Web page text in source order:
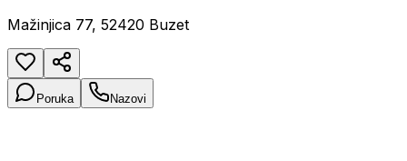
Mažinjica 77, 52420 Buzet
Poruka Nazovi